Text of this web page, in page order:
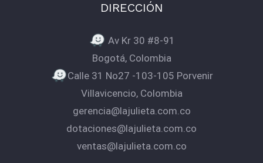
DIRECCIÓN
Av Kr 30 #8-91
Bogotá, Colombia
Calle 31 No27 -103-105 Porvenir
Villavicencio, Colombia
gerencia@lajulieta.com.co
dotaciones@lajulieta.com.co
ventas@lajulieta.com.co